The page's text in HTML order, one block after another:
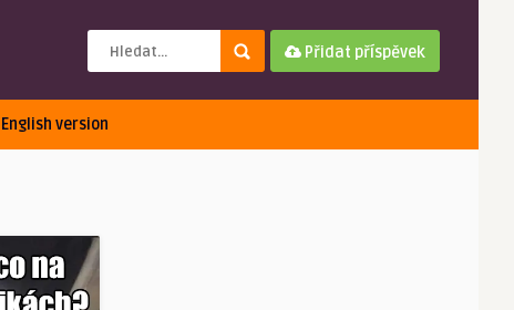
Přidat příspěvek
English version